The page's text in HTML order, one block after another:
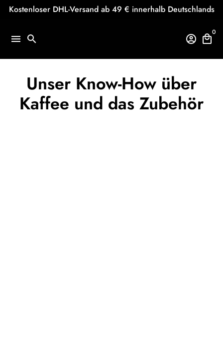
Direkt
Kostenloser DHL-Versand ab 49 € innerhalb Deutschlands
menu search account_circle local_mall
0
Unser Know-How über
Kaffee und das Zubehör